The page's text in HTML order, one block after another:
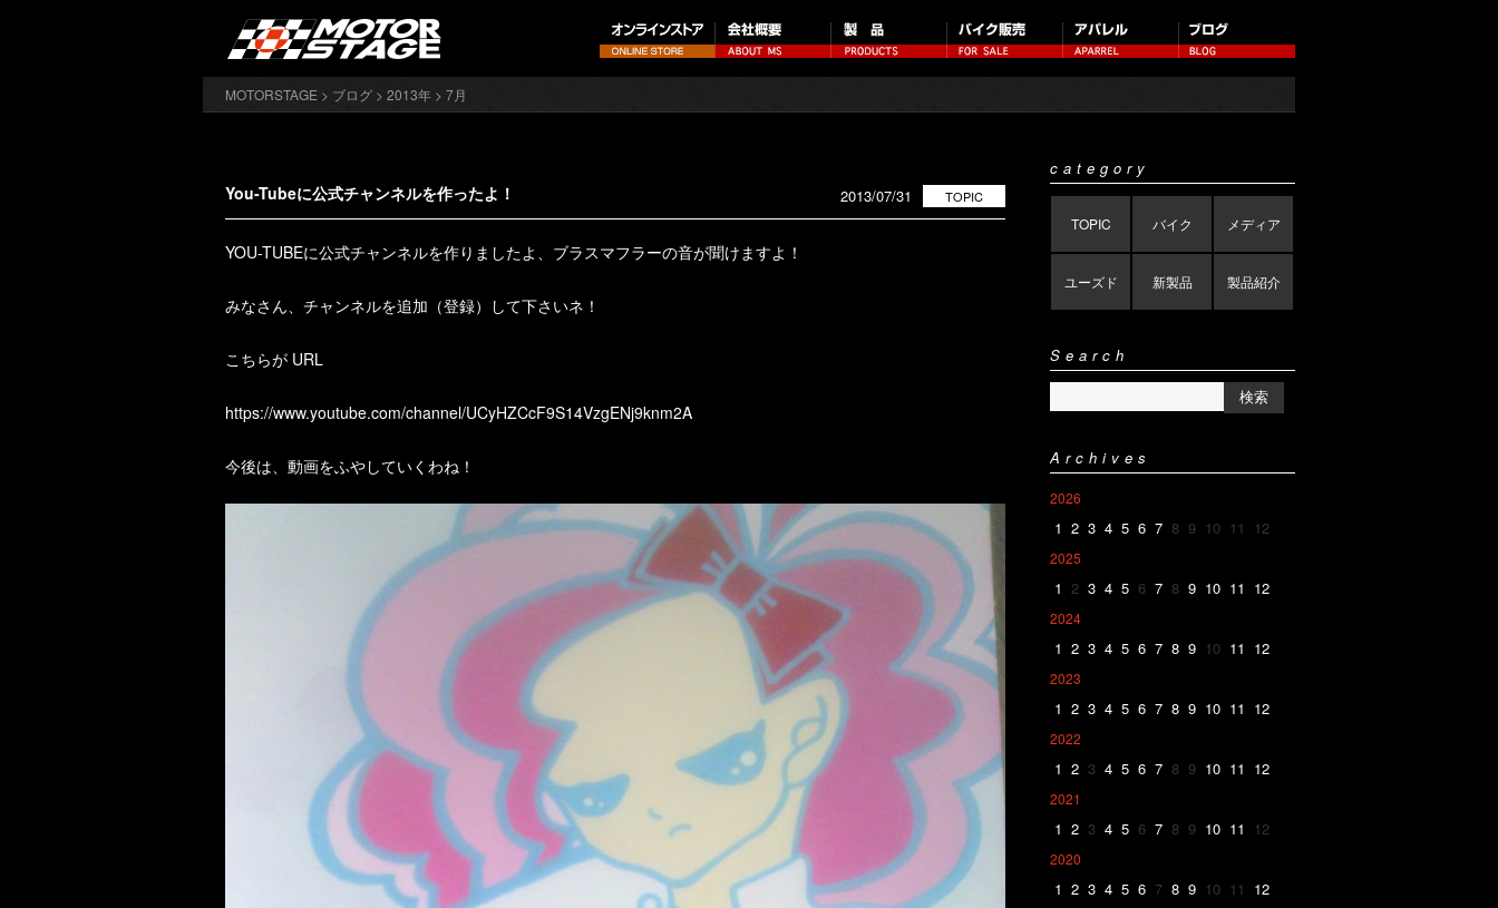
MOTORSTAGE > ブログ > 2013年 > 7月
You-Tubeに公式チャンネルを作ったよ！ TOPIC
2013/07/31
YOU-TUBEに公式チャンネルを作りましたよ、ブラスマフラーの音が聞けますよ！
みなさん、チャンネルを追加（登録）して下さいネ！
こちらが URL
https://www.youtube.com/channel/UCyHZCcF9S14VzgENj9knm2A
今後は、動画をふやしていくわね！
category
TOPIC バイク メディア
ユーズド 新製品 製品紹介
Search
Archives
2026
1 2 3 4 5 6 7 8 9 10 11 12
2025
1 2 3 4 5 6 7 8 9 10 11 12
2024
1 2 3 4 5 6 7 8 9 10 11 12
2023
1 2 3 4 5 6 7 8 9 10 11 12
2022
1 2 3 4 5 6 7 8 9 10 11 12
2021
1 2 3 4 5 6 7 8 9 10 11 12
2020
1 2 3 4 5 6 7 8 9 10 11 12